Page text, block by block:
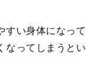
すい身体になって
なってしまうとい